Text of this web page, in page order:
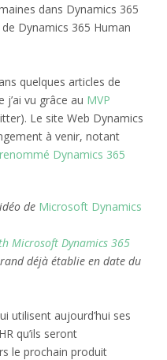
dans Dynamics 365
Dynamics 365 Human
quelques articles de
j’ai vu grâce au MVP
Le site Web Dynamics
à venir, notant
Dynamics 365
de Microsoft Dynamics
Microsoft Dynamics 365
déjà établie en date du
utilisent aujourd’hui ses
qu’ils seront
le prochain produit